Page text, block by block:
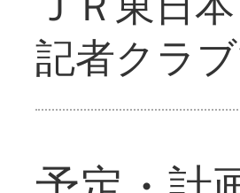
記者クラ